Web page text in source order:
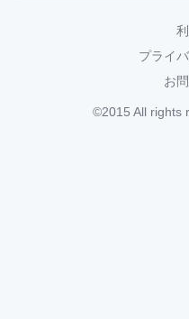
プライ
お
©2015 All rights